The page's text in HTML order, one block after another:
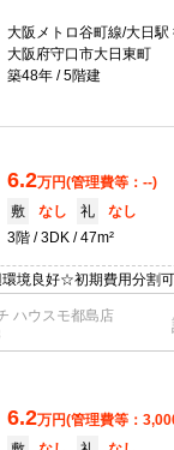
大阪メトロ谷町線/大日駅
大阪府守口市大日東町
築48年
5階建
6.2万円(管理費等：--)
敷
なし 礼
なし
3階
3DK 47m²
境良好☆初期費用分割可
ハウスモ都島店
6.2万円(管理費等：